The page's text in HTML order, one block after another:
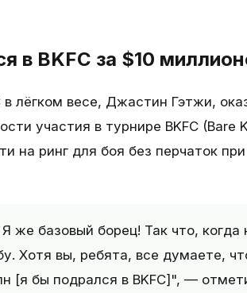
в BKFC за $10
лёгком весе, Джастин Гэтжи,
участия в турнире BKFC (Bare
на ринг для боя без перчаток
базовый борец! Так что, когда
Хотя вы, ребята, все думаете,
[я бы подрался в BKFC]", —